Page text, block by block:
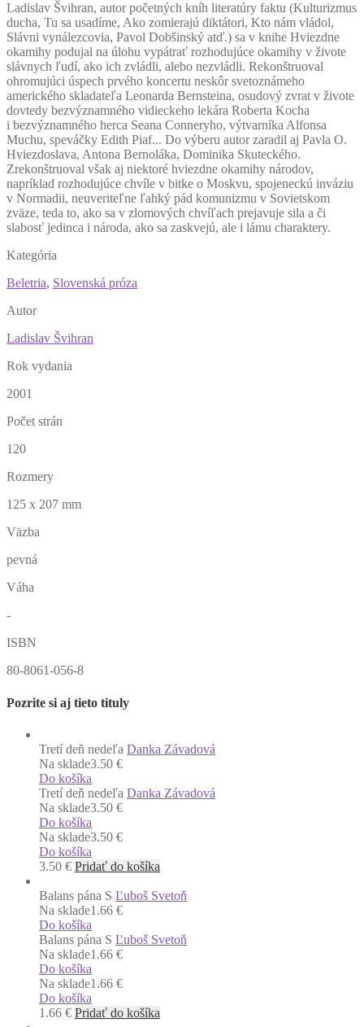
Ladislav Švihran, autor početných kníh literatúry faktu (Kulturizmus
ducha, Tu sa usadíme, Ako zomierajú diktátori, Kto nám vládol,
Slávni vynálezcovia, Pavol Dobšinský atď.) sa v knihe Hviezdne
okamihy podujal na úlohu vypátrať rozhodujúce okamihy v živote
slávnych ľudí, ako ich zvládli, alebo nezvládli. Rekonštruoval
ohromujúci úspech prvého koncertu neskôr svetoznámeho
amerického skladateľa Leonarda Bernsteina, osudový zvrat v živote
dovtedy bezvýznamného vidieckeho lekára Roberta Kocha
i bezvýznamného herca Seana Conneryho, výtvarníka Alfonsa
Muchu, speváčky Edith Piaf... Do výberu autor zaradil aj Pavla O.
Hviezdoslava, Antona Bernoláka, Dominika Skuteckého.
Zrekonštruoval však aj niektoré hviezdne okamihy národov,
napríklad rozhodujúce chvíle v bitke o Moskvu, spojeneckú inváziu
v Normadii, neuveriteľne ľahký pád komunizmu v Sovietskom
zväze, teda to, ako sa v zlomových chvíľach prejavuje sila a či
slabosť jedinca i národa, ako sa zaskvejú, ale i lámu charaktery.
Kategória
Beletria, Slovenská próza
Autor
Ladislav Švihran
Rok vydania
2001
Počet strán
120
Rozmery
125 x 207 mm
Väzba
pevná
Váha
-
ISBN
80-8061-056-8
Pozrite si aj tieto tituly
Tretí deň nedeľa Danka Závadová
Na sklade3.50 €
Do košíka
Tretí deň nedeľa Danka Závadová
Na sklade3.50 €
Do košíka
Na sklade3.50 €
Do košíka
3.50 € Pridať do košíka
Balans pána S Ľuboš Svetoň
Na sklade1.66 €
Do košíka
Balans pána S Ľuboš Svetoň
Na sklade1.66 €
Do košíka
Na sklade1.66 €
Do košíka
1.66 € Pridať do košíka